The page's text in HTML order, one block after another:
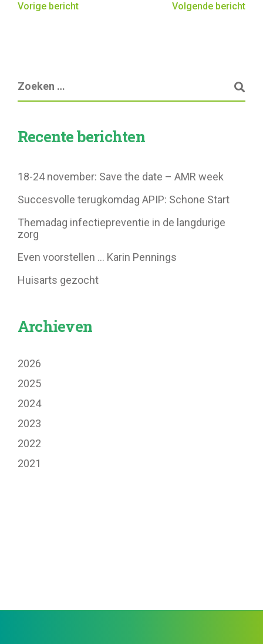
Vorige bericht Volgende bericht
Recente berichten
18-24 november: Save the date – AMR week
Succesvolle terugkomdag APIP: Schone Start
Themadag infectiepreventie in de langdurige
zorg
Even voorstellen … Karin Pennings
Huisarts gezocht
Archieven
2026
2025
2024
2023
2022
2021